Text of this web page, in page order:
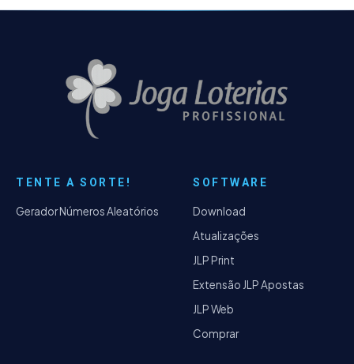
TENTE A SORTE!
Gerador Números Aleatórios
SOFTWARE
Download
Atualizações
JLP Print
Extensão JLP Apostas
JLP Web
Comprar